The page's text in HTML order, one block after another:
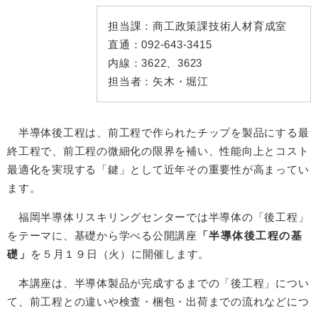
担当課： 商工政策課技術人材育成室
直通：092-643-3415
内線：3622、3623
担当者： 矢木・堀江
半導体後工程は、前工程で作られたチップを製品にする最
終工程で、前工程の微細化の限界を補い、性能向上とコスト
最適化を実現する「鍵」として近年その重要性が高まってい
ます。
福岡半導体リスキリングセンターでは半導体の「後工程」
をテーマに、基礎から学べる公開講座
「半導体後工程の基
礎」
を５月１９日（火）に開催します。
本講座は、半導体製品が完成するまでの「後工程」につい
て、前工程との違いや検査・梱包・出荷までの流れなどにつ